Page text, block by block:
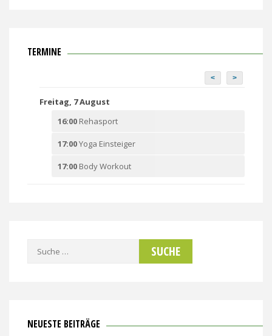
TERMINE
< >
Freitag, 7 August
16:00 Rehasport
17:00Yoga Einsteiger
17:00 Body Workout
Suche
NEUESTE BEITRÄGE